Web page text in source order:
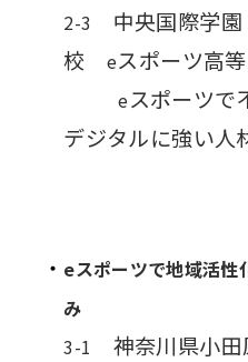
2-3
中央国際学
校eスポーツ高
eスポーツで
デジタルに強い人
eスポーツで地域活性
み
3-1
神奈川県小田